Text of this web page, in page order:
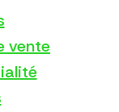
vente